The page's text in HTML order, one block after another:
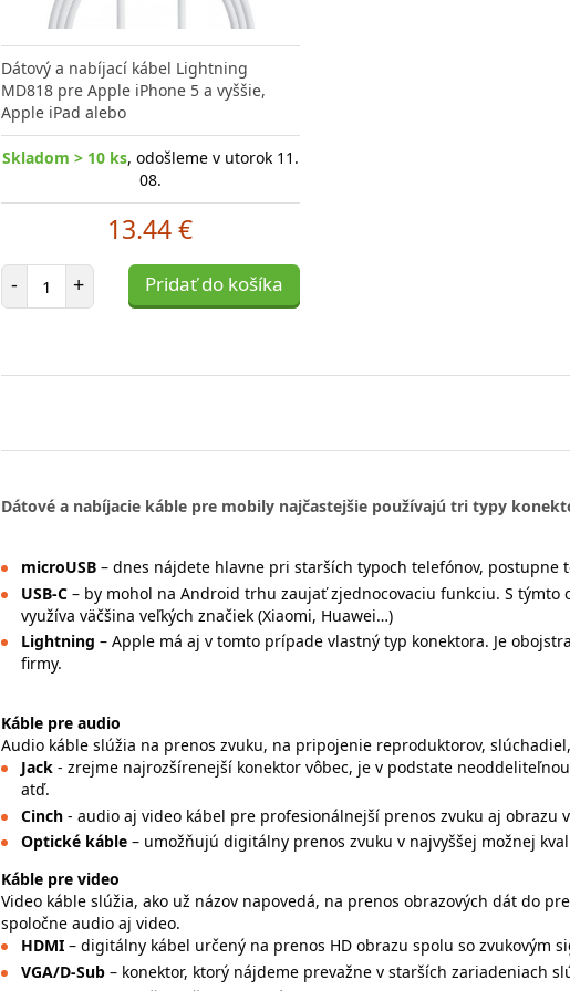
Dátový a nabíjací kábel Lightning
MD818 pre Apple iPhone 5 a vyššie,
Apple iPad alebo
Skladom > 10 ks, odošleme v utorok 11.
08.
13.44 €
- Počet položiek
+ Pridať do košíka
Dátové a nabíjacie káble pre mobily najčastejšie používajú tri typy
microUSB – dnes nájdete hlavne pri starších typoch telefónov,
USB-C – by mohol na Android trhu zaujať zjednocovaciu funkciu. S
využíva väčšina veľkých značiek (Xiaomi, Huawei…)
Lightning – Apple má aj v tomto prípade vlastný typ konektora. Je
firmy.
Káble pre audio
Audio káble slúžia na prenos zvuku, na pripojenie reproduktorov,
Jack - zrejme najrozšírenejší konektor vôbec, je v podstate
atď.
Cinch - audio aj video kábel pre profesionálnejší prenos zvuku aj obrazu
Optické káble – umožňujú digitálny prenos zvuku v najvyššej možnej
Káble pre video
Video káble slúžia, ako už názov napovedá, na prenos obrazových dát do
spoločne audio aj video.
HDMI – digitálny kábel určený na prenos HD obrazu spolu so zvukovým
VGA/D-Sub – konektor, ktorý nájdeme prevažne v starších zariadeniach